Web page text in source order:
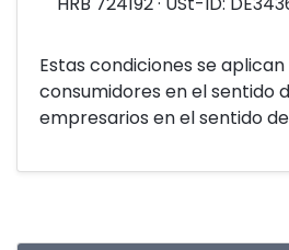
Estas condiciones se
consumidores en el sentido
empresarios en el sentido del